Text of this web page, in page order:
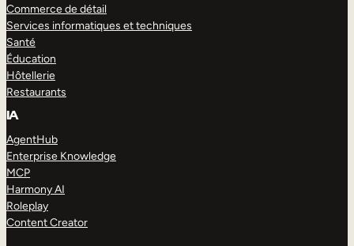
Commerce de détail
Services informatiques et techniques
Santé
Éducation
Hôtellerie
Restaurants
IA
AgentHub
Enterprise Knowledge
MCP
Harmony AI
Roleplay
Content Creator